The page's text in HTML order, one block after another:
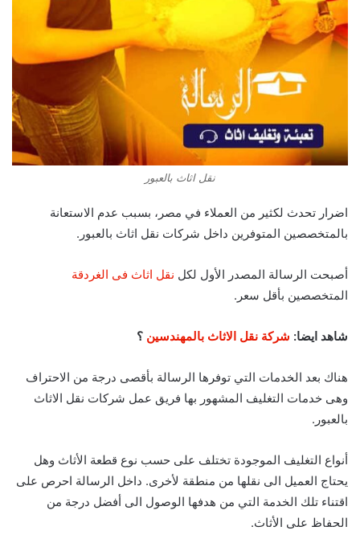
نقل اثاث بالعبور
اضرار تحدث لكثير من العملاء في مصر، بسبب عدم الاستعانة
بالمتخصصين المتوفرين داخل شركات نقل اثاث بالعبور.
أصبحت الرسالة المصدر الأول لكل نقل اثاث فى الغردقة
المتخصصين بأقل سعر.
شاهد ايضا: شركة نقل الاثاث بالمهندسين ؟
هناك بعد الخدمات التي توفرها الرسالة بأقصى درجة من الاحتراف
وهى خدمات التغليف المشهور بها فريق عمل شركات نقل الاثاث
بالعبور.
أنواع التغليف الموجودة تختلف على حسب نوع قطعة الأثاث وهل
يحتاج العميل الى نقلها من منطقة لأخرى. داخل الرسالة احرص على
اقتناء تلك الخدمة التي من هدفها الوصول الى أفضل درجة من
الحفاظ على الأثاث.